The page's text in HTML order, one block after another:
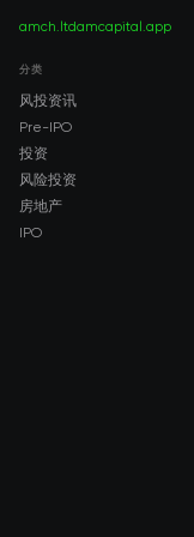
amch.ltdamcapital.app
分类
风投资讯
Pre-IPO
投资
风险投资
房地产
IPO